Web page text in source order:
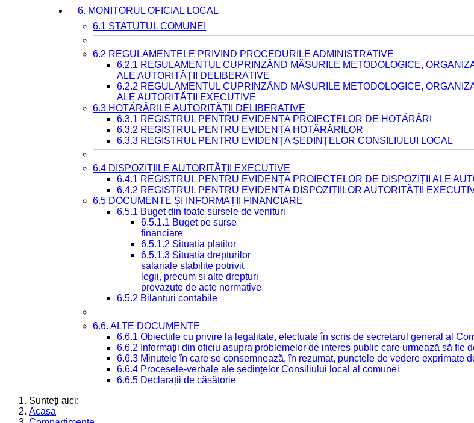
6. MONITORUL OFICIAL LOCAL
6.1 STATUTUL COMUNEI
6.2 REGULAMENTELE PRIVIND PROCEDURILE ADMINISTRATIVE
6.2.1 REGULAMENTUL CUPRINZÂND MĂSURILE METODOLOGICE,
ALE AUTORITĂȚII DELIBERATIVE
6.2.2 REGULAMENTUL CUPRINZÂND MĂSURILE METODOLOGICE,
ALE AUTORITĂȚII EXECUTIVE
6.3 HOTĂRÂRILE AUTORITĂȚII DELIBERATIVE
6.3.1 REGISTRUL PENTRU EVIDENȚA PROIECTELOR DE HOTĂRÂRI
6.3.2 REGISTRUL PENTRU EVIDENȚA HOTĂRÂRILOR
6.3.3 REGISTRUL PENTRU EVIDENȚA ȘEDINȚELOR CONSILIULUI LOCAL
6.4 DISPOZIȚIILE AUTORITĂȚII EXECUTIVE
6.4.1 REGISTRUL PENTRU EVIDENȚA PROIECTELOR DE DISPOZIȚII ALE
6.4.2 REGISTRUL PENTRU EVIDENȚA DISPOZIȚIILOR AUTORITĂȚII
6.5 DOCUMENTE ȘI INFORMAȚII FINANCIARE
6.5.1 Buget din toate sursele de venituri
6.5.1.1 Buget pe surse
financiare
6.5.1.2 Situatia platilor
6.5.1.3 Situatia drepturilor
salariale stabilite potrivit
legii, precum si alte drepturi
prevazute de acte normative
6.5.2 Bilanturi contabile
6.6. ALTE DOCUMENTE
6.6.1 Obiecțiile cu privire la legalitate, efectuate în scris de secretarul general al
6.6.2 Informații din oficiu asupra problemelor de interes public care urmează să fie
6.6.3 Minutele în care se consemnează, în rezumat, punctele de vedere exprimate
6.6.4 Procesele-verbale ale ședințelor Consiliului local al comunei
6.6.5 Declarații de căsătorie
Sunteți aici:
Acasa